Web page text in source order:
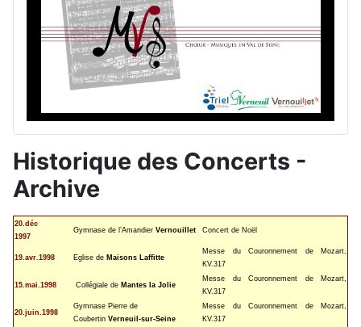
Historique des Concerts -
Archive
20.déc
1997
Gymnase de l’Amandier Vernouillet Concert de Noël
19.avr.1998 Eglise de Maisons Laffitte
Messe du Couronnement de Mozart,
KV.317
15.mai.1998 Collégiale de Mantes la Jolie
Messe du Couronnement de Mozart,
KV.317
20.juin.1998
Gymnase Pierre de
Coubertin Verneuil-sur-Seine
Messe du Couronnement de Mozart,
KV.317